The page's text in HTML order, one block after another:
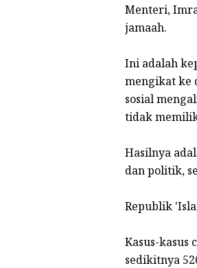
Menteri,
jamaah.
Ini adalah
mengikat ke
sosial
tidak
Hasilnya
dan politik,
Republik
Kasus-kasus
sedikitnya